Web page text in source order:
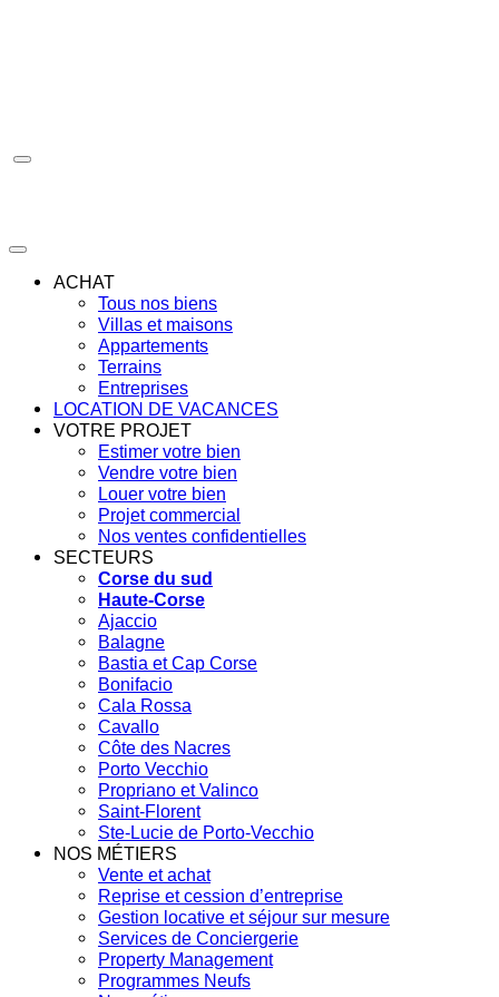
ACHAT
Tous nos biens
Villas et maisons
Appartements
Terrains
Entreprises
LOCATION DE VACANCES
VOTRE PROJET
Estimer votre bien
Vendre votre bien
Louer votre bien
Projet commercial
Nos ventes confidentielles
SECTEURS
Corse du sud
Haute-Corse
Ajaccio
Balagne
Bastia et Cap Corse
Bonifacio
Cala Rossa
Cavallo
Côte des Nacres
Porto Vecchio
Propriano et Valinco
Saint-Florent
Ste-Lucie de Porto-Vecchio
NOS MÉTIERS
Vente et achat
Reprise et cession d’entreprise
Gestion locative et séjour sur mesure
Services de Conciergerie
Property Management
Programmes Neufs